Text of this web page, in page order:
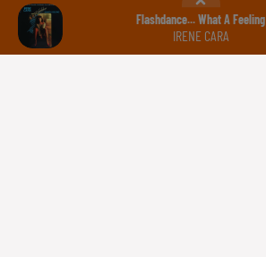
Flashdance... What A Feeling
IRENE CARA
Balance Scorpion